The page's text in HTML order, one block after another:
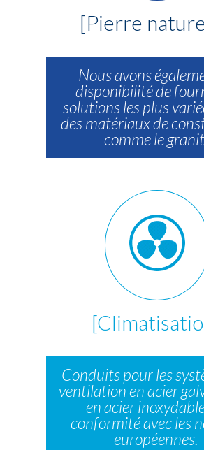
[Pierre
Nous avons
disponibilité de
solutions les plus
des matériaux de
comme le
Conduits pour les
ventilation en acier
en acier
conformité avec les
européennes.